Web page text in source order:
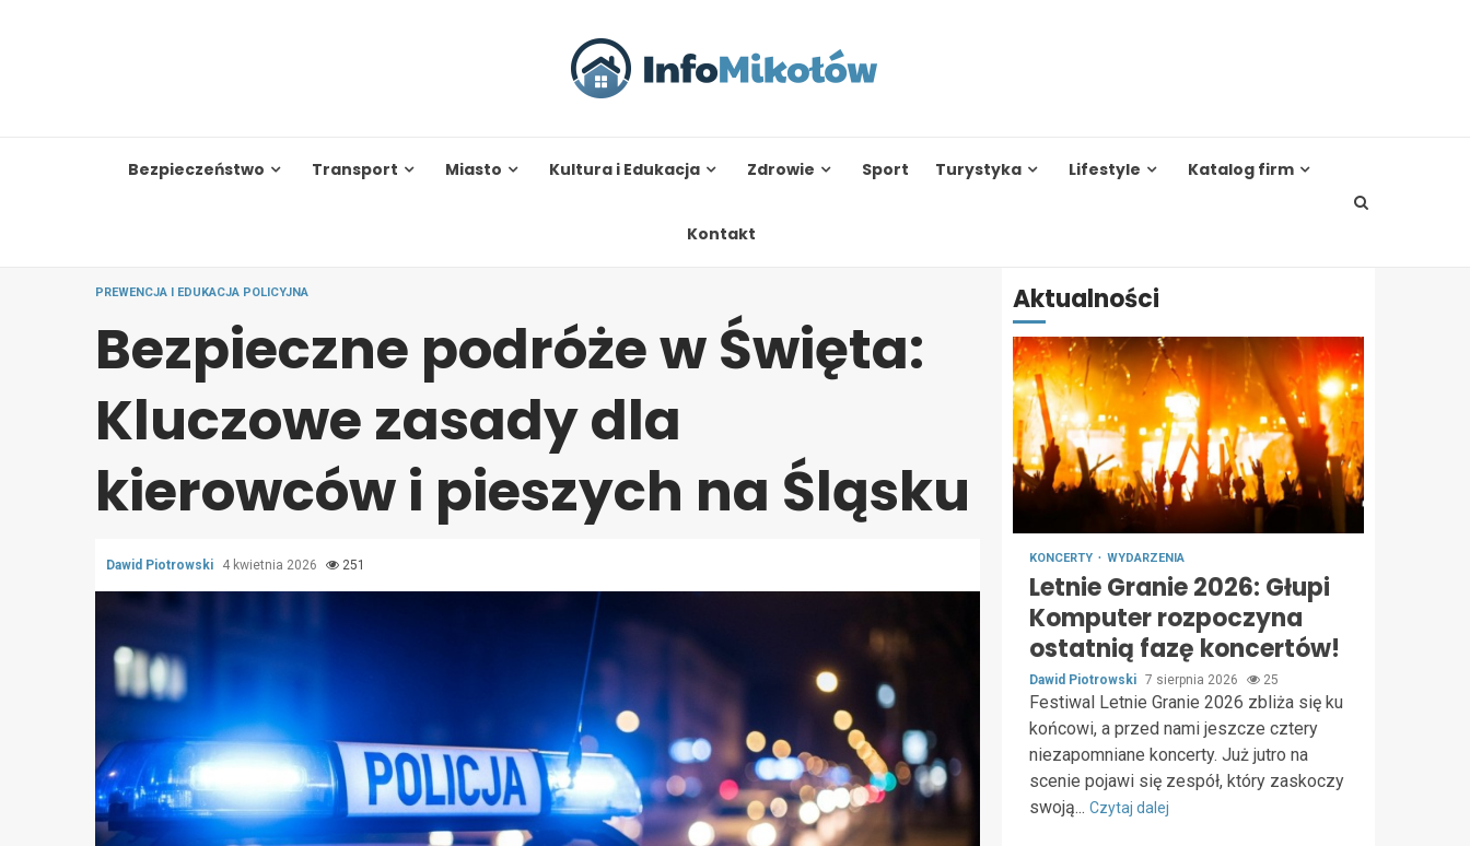
Bezpieczeństwo Transport Miasto Kultura i Edukacja Zdrowie Sport Turystyka Lifestyle Katalog firm
Kontakt
PREWENCJA I EDUKACJA POLICYJNA
Bezpieczne podróże w Święta:
Kluczowe zasady dla
kierowców i pieszych na Śląsku
Dawid Piotrowski 4 kwietnia 2026 251
Aktualności
KONCERTY WYDARZENIA
Letnie Granie 2026: Głupi
Komputer rozpoczyna
ostatnią fazę koncertów!
Dawid Piotrowski 7 sierpnia 2026 25
Festiwal Letnie Granie 2026 zbliża się ku
końcowi, a przed nami jeszcze cztery
niezapomniane koncerty. Już jutro na
scenie pojawi się zespół, który zaskoczy
swoją... Czytaj dalej